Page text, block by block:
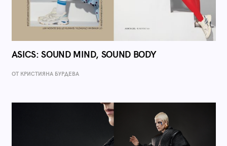
ASICS: SOUND MIND, SOUND BODY
ОТ КРИСТИЯНА БУРДЕВА